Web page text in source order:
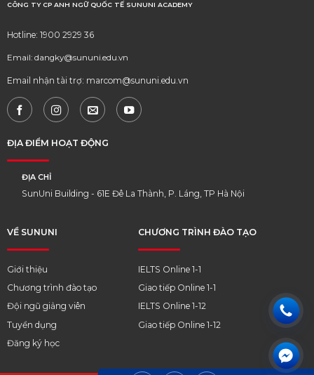
CÔNG TY CP ANH NGỮ QUỐC TẾ SUNUNI ACADEMY
Hotline: 1900 2929 36
Email: dangky@sununi.edu.vn
Email nhận tài trợ: marcom@sununi.edu.vn
VỀ SUNUNI
Giới thiệu
Chương trình đào tạo
Đội ngũ giảng viên
Tuyển dụng
Đăng ký học
ĐỊA ĐIỂM HOẠT ĐỘNG
ĐỊA CHỈ
SunUni Building - 61E Đê La Thành, P. Láng, TP Hà Nội
CHƯƠNG TRÌNH ĐÀO TẠO
IELTS Online 1-1
Giao tiếp Online 1-1
IELTS Online 1-12
Giao tiếp Online 1-12